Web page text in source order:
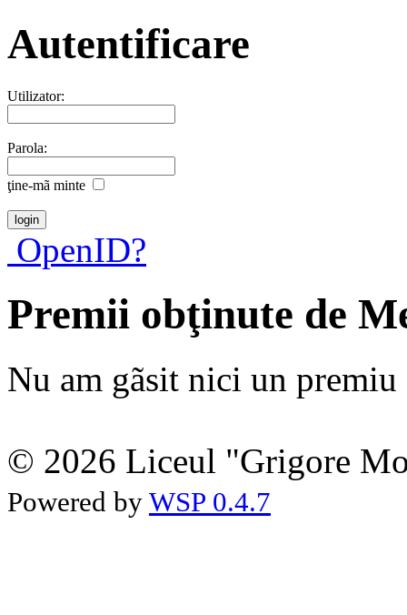
Autentificare
Utilizator:
Parola:
ţine-mã minte
OpenID?
Premii obţinute de
Nu am gãsit nici un premiu
© 2026 Liceul "Grigore
Powered by WSP 0.4.7